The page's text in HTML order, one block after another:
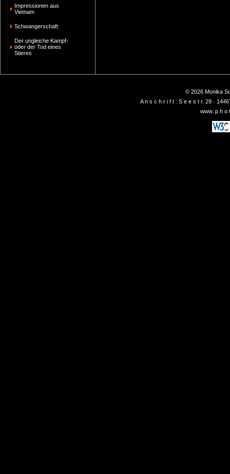
Impressionen aus
Vietnam
Schwangerschaft
Der ungleiche Kampf-
oder der Tod eines
Stieres
© 2026 Monika
A n s c h r i f t : S e e s t r. 29 ·
www. p h o